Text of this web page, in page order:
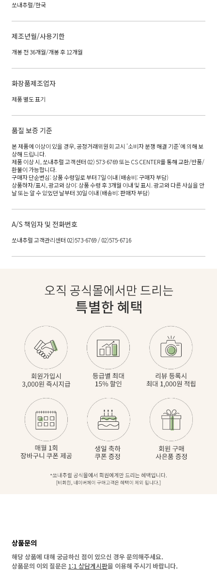
쏘내추럴/한국
제조년월/사용기한
개봉 전 36개월/개봉 후 12개월
화장품제조업자
제품 별도 표기
품질 보증 기준
본 제품에 이상이 있을 경우, 공정거래위원회 고시 '소비자 분쟁 해결 기준'에 의해 보
상해 드립니다.
제품 이상 시, 쏘내추럴 고객센터 02) 573-6769 또는 CS CENTER를 통해 교환/반품/
환불이 가능합니다.
구매자 단순변심: 상품 수령일로 부터 7일 이내 (배송비: 구매자 부담)
상품하자/표시, 광고와 상이: 상품 수령 후 3개월 이내 및 표시. 광고와 다른 사실을 안
날 또는 알 수 있었던 날부터 30일 이내 (배송비: 판매자 부담)
A/S 책임자 및 전화번호
쏘내추럴 고객관리센터 02)573-6769 / 02)575-6716
상품문의
해당 상품에 대해 궁금하신 점이 있으신 경우 문의해주세요.
상품문의 이외 질문은 1:1 상담게시판을 이용해 주시기 바랍니다.